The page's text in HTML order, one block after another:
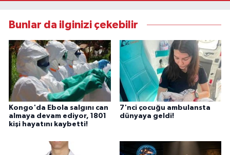
Bunlar da ilginizi çekebilir
Kongo'da Ebola salgını can
almaya devam ediyor, 1801
kişi hayatını kaybetti!
7'nci çocuğu ambulansta
dünyaya geldi!